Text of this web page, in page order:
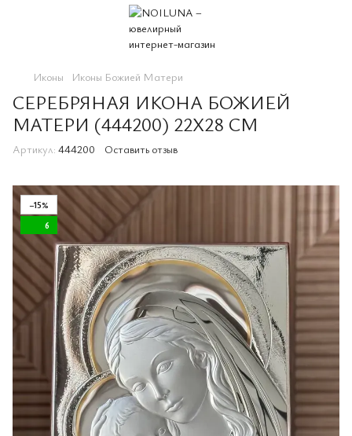
Иконы Иконы Божией Матери
СЕРЕБРЯНАЯ ИКОНА БОЖИЕЙ
МАТЕРИ (444200) 22X28 СМ
Артикул: 444200 Оставить отзыв
−15%
6